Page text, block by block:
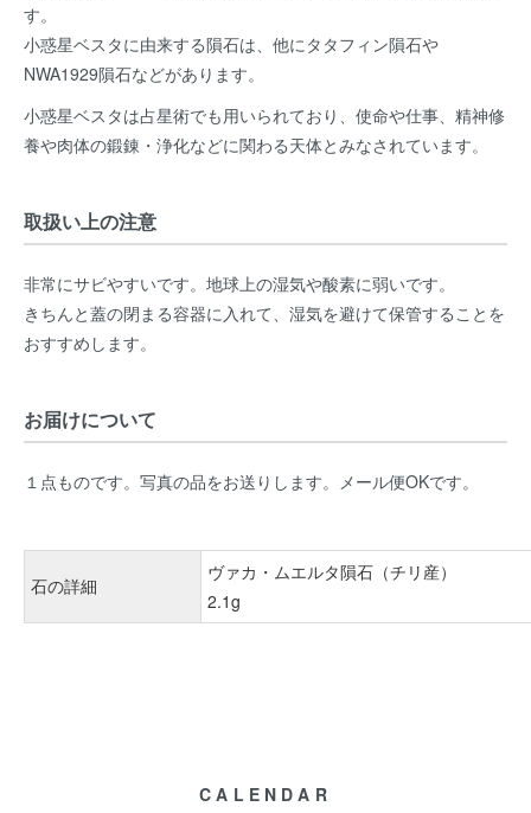
す。
小惑星ベスタに由来する隕石は、他にタタフィン隕石や
NWA1929隕石などがあります。
小惑星ベスタは占星術でも用いられており、使命や仕事、精神修
養や肉体の鍛錬・浄化などに関わる天体とみなされています。
取扱い上の注意
非常にサビやすいです。地球上の湿気や酸素に弱いです。
きちんと蓋の閉まる容器に入れて、湿気を避けて保管することを
おすすめします。
お届けについて
１点ものです。写真の品をお送りします。メール便OKです。
石の詳細
ヴァカ・ムエルタ隕石（チリ産）
2.1g
CALENDAR